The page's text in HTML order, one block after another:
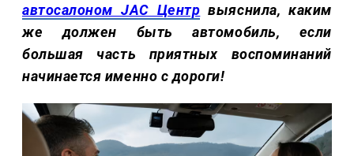
автосалоном JAC Центр выяснила, каким
же должен быть автомобиль, если
большая часть приятных воспоминаний
начинается именно с дороги!